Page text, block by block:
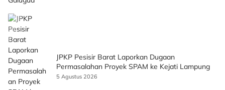
JPKP Pesisir Barat Laporkan Dugaan
Permasalahan Proyek SPAM ke Kejati Lampung
5 Agustus 2026